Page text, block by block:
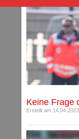
Keine Frage
Erstellt am